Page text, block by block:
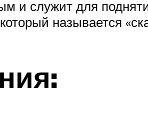
и служит для
называется